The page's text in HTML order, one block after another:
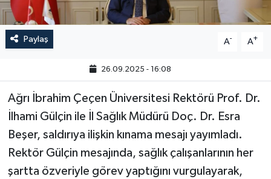
Paylaş A- A+
26.09.2025 - 16:08
Ağrı İbrahim Çeçen Üniversitesi Rektörü Prof. Dr.
İlhami Gülçin ile İl Sağlık Müdürü Doç. Dr. Esra
Beşer, saldırıya ilişkin kınama mesajı yayımladı.
Rektör Gülçin mesajında, sağlık çalışanlarının her
şartta özveriyle görev yaptığını vurgulayarak,